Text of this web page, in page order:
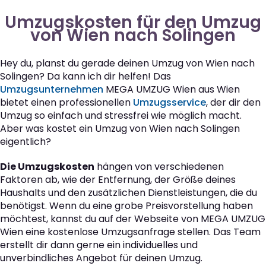
Umzugskosten für den Umzug
von Wien nach Solingen
Hey du, planst du gerade deinen Umzug von Wien nach
Solingen? Da kann ich dir helfen! Das
Umzugsunternehmen MEGA UMZUG Wien aus Wien
bietet einen professionellen Umzugsservice, der dir den
Umzug so einfach und stressfrei wie möglich macht.
Aber was kostet ein Umzug von Wien nach Solingen
eigentlich?
Die Umzugskosten hängen von verschiedenen
Faktoren ab, wie der Entfernung, der Größe deines
Haushalts und den zusätzlichen Dienstleistungen, die du
benötigst. Wenn du eine grobe Preisvorstellung haben
möchtest, kannst du auf der Webseite von MEGA UMZUG
Wien eine kostenlose Umzugsanfrage stellen. Das Team
erstellt dir dann gerne ein individuelles und
unverbindliches Angebot für deinen Umzug.